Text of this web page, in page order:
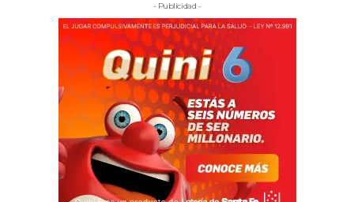
- Publicidad -